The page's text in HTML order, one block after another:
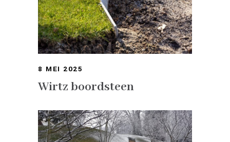
8 MEI 2025
Wirtz boordsteen